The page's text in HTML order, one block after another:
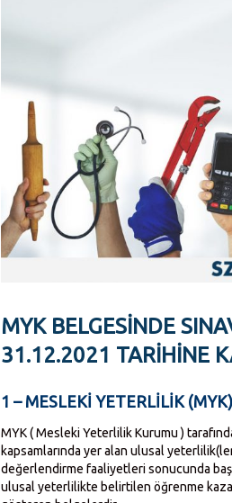
MYK BELGESINDE
31.12.2021 TARIHINE
1 – MESLEKİ YETERLİLİK
MYK ( Mesleki Yeterlilik Kurumu )
kapsamlarında yer alan ulusal
değerlendirme faaliyetleri sonucunda
ulusal yeterlilikte belirtilen öğrenme